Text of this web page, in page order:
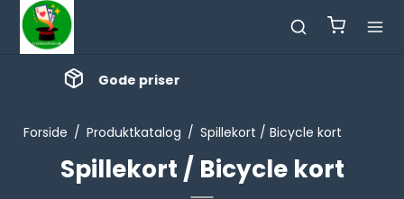
Masser af nyheder
Forside / Produktkatalog / Spillekort / Bicycle kort
Spillekort / Bicycle kort